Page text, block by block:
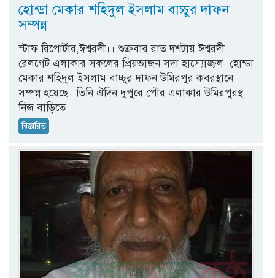
হোন্ডা মেকার শহিদুল ইসলাম বাচ্চুর দাফন
সম্পন্ন
স্টাফ রিপোর্টার,ঈশ্বরদী।। শুক্রবার রাত দশটায় ঈশ্বরদী
রেলগেট এলাকার সকলের প্রিয়ভাজন সদা হাস্যোজ্জ্বল হোন্ডা
মেকার শহিদুল ইসলাম বাচ্চুর দাফন উমিরপুর কবরস্থানে
সম্পন্ন হয়েছে। তিনি ঐদিন দুপুরে পৌর এলাকার উমিরপুরস্থ
নিজ বাড়িতে
বিস্তারিত